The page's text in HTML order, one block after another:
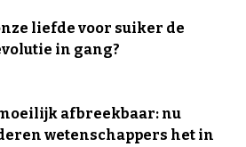
liefde voor suiker de
in gang?
afbreekbaar: nu
wetenschappers het in